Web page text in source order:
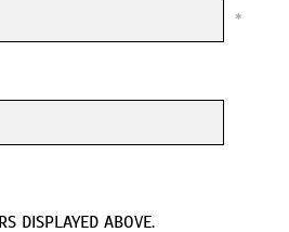
*
DISPLAYED ABOVE.